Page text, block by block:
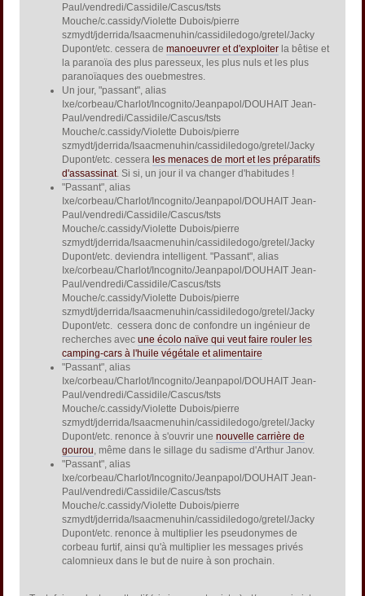
Paul/vendredi/Cassidile/Cascus/tsts
Mouche/c.cassidy/Violette Dubois/pierre
szmydt/jderrida/Isaacmenuhin/cassidiledogo/gretel/Jacky
Dupont/etc. cessera demanoeuvrer et d'exploiter la bêtise et
la paranoïa des plus paresseux, les plus nuls et les plus
paranoïaques des ouebmestres.
Un jour, "passant", alias
Ixe/corbeau/Charlot/Incognito/Jeanpapol/DOUHAIT Jean-
Paul/vendredi/Cassidile/Cascus/tsts
Mouche/c.cassidy/Violette Dubois/pierre
szmydt/jderrida/Isaacmenuhin/cassidiledogo/gretel/Jacky
Dupont/etc. cesserales menaces de mort et les préparatifs
d'assassinat. Si si, un jour il va changer d'habitudes !
"Passant", alias
Ixe/corbeau/Charlot/Incognito/Jeanpapol/DOUHAIT Jean-
Paul/vendredi/Cassidile/Cascus/tsts
Mouche/c.cassidy/Violette Dubois/pierre
szmydt/jderrida/Isaacmenuhin/cassidiledogo/gretel/Jacky
Dupont/etc. deviendra intelligent. "Passant", alias
Ixe/corbeau/Charlot/Incognito/Jeanpapol/DOUHAIT Jean-
Paul/vendredi/Cassidile/Cascus/tsts
Mouche/c.cassidy/Violette Dubois/pierre
szmydt/jderrida/Isaacmenuhin/cassidiledogo/gretel/Jacky
Dupont/etc. cessera donc de confondre un ingénieur de
recherches avecune écolo naïve qui veut faire rouler les
camping-cars à l'huile végétale et alimentaire
"Passant", alias
Ixe/corbeau/Charlot/Incognito/Jeanpapol/DOUHAIT Jean-
Paul/vendredi/Cassidile/Cascus/tsts
Mouche/c.cassidy/Violette Dubois/pierre
szmydt/jderrida/Isaacmenuhin/cassidiledogo/gretel/Jacky
Dupont/etc. renonce à s'ouvrir unenouvelle carrière de
gourou , même dans le sillage du sadisme d'Arthur Janov.
"Passant", alias
Ixe/corbeau/Charlot/Incognito/Jeanpapol/DOUHAIT Jean-
Paul/vendredi/Cassidile/Cascus/tsts
Mouche/c.cassidy/Violette Dubois/pierre
szmydt/jderrida/Isaacmenuhin/cassidiledogo/gretel/Jacky
Dupont/etc. renonce à multiplier les pseudonymes de
corbeau furtif, ainsi qu'à multiplier les messages privés
calomnieux dans le but de nuire à son prochain.